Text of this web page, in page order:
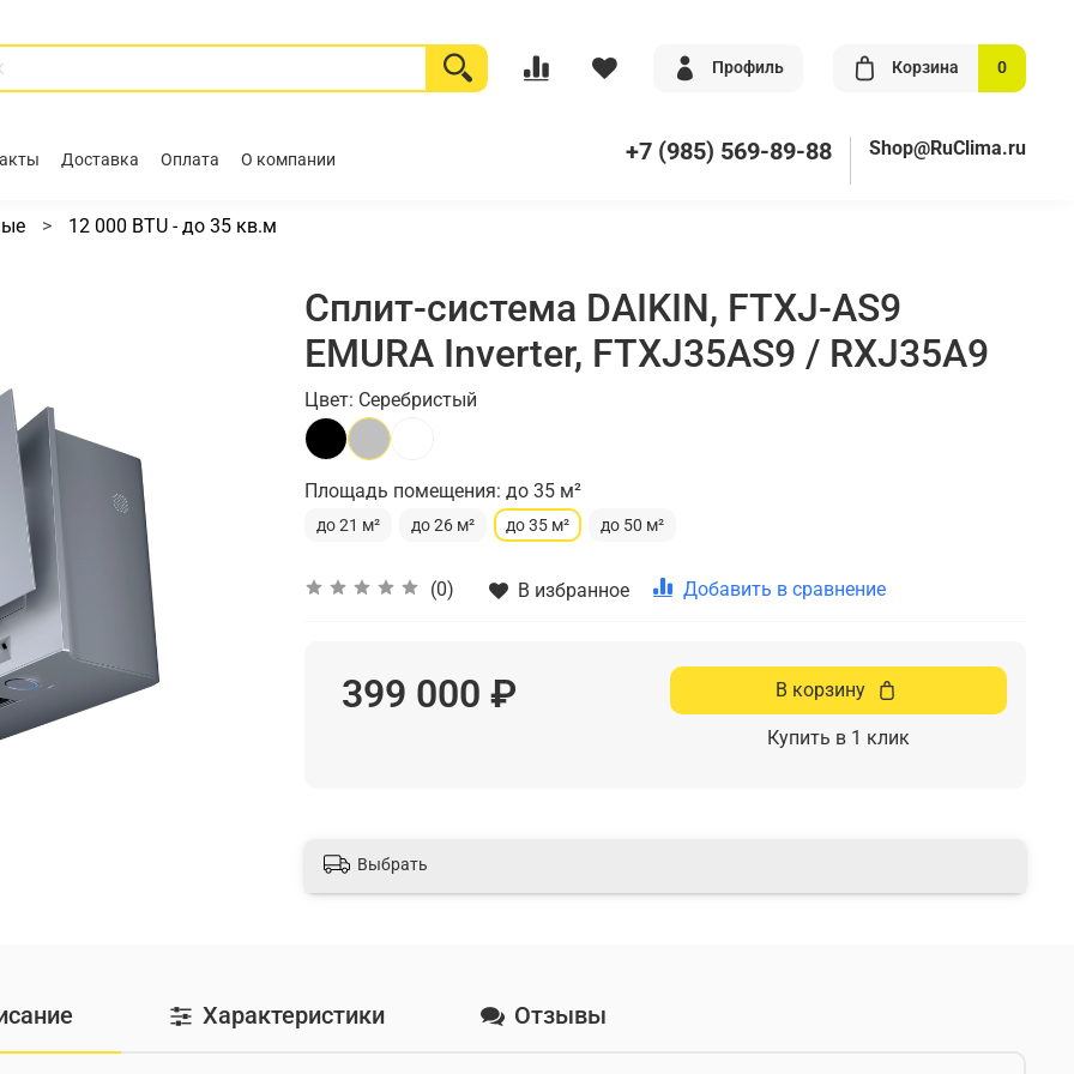
Профиль Корзина 0
Доставка Оплата О компании +7 (985) 569-89-88 Shop@RuClima.ru
12 000 BTU - до 35 кв.м
Сплит-система DAIKIN, FTXJ-AS9
EMURA Inverter, FTXJ35AS9 / RXJ35A9
Цвет: Серебристый
Площадь помещения: до 35 м²
до 21 м² до 26 м² до 35 м² до 50 м²
(0) В избранное Добавить в сравнение
399 000 ₽ В корзину
Купить в 1 клик
Выбрать
Характеристики Отзывы